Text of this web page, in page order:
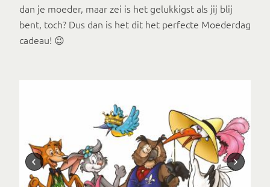
dan je moeder, maar zei is het gelukkigst als jij blij
bent, toch? Dus dan is het dit het perfecte Moederdag
cadeau! 😉